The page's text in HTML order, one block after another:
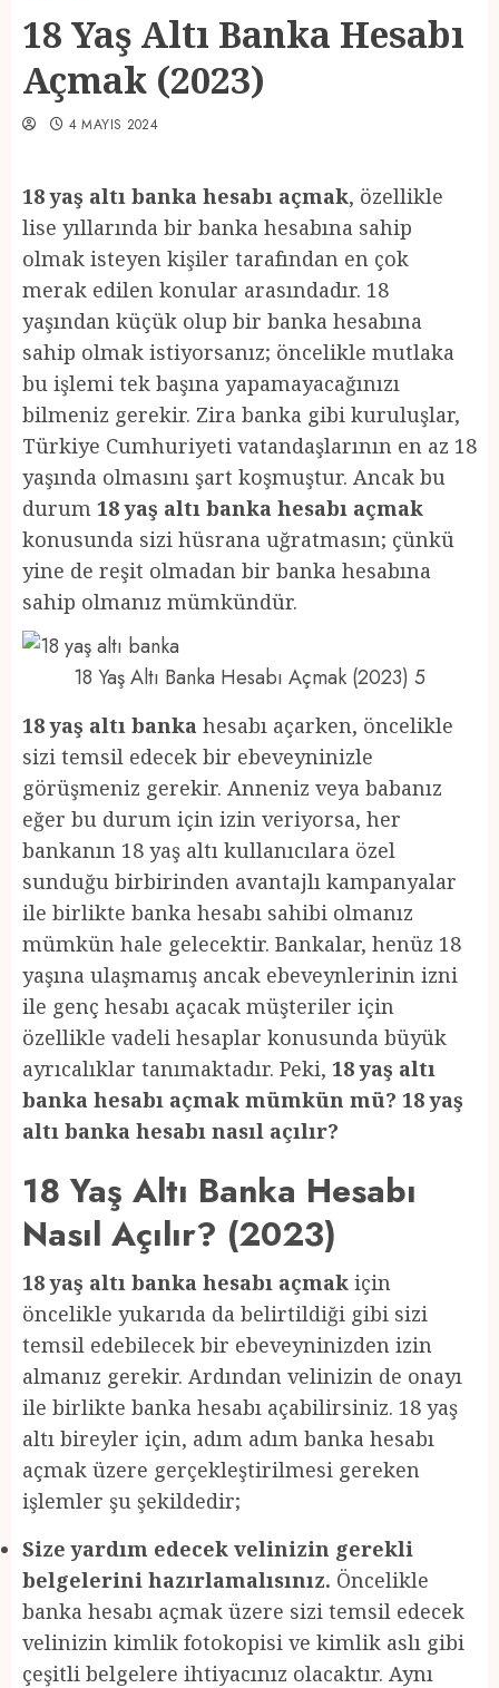
18 Yaş Altı Banka Hesabı
Açmak (2023)
4 MAYIS 2024
18 yaş altı banka hesabı açmak, özellikle
lise yıllarında bir banka hesabına sahip
olmak isteyen kişiler tarafından en çok
merak edilen konular arasındadır. 18
yaşından küçük olup bir banka hesabına
sahip olmak istiyorsanız; öncelikle mutlaka
bu işlemi tek başına yapamayacağınızı
bilmeniz gerekir. Zira banka gibi kuruluşlar,
Türkiye Cumhuriyeti vatandaşlarının en az 18
yaşında olmasını şart koşmuştur. Ancak bu
durum 18 yaş altı banka hesabı açmak
konusunda sizi hüsrana uğratmasın; çünkü
yine de reşit olmadan bir banka hesabına
sahip olmanız mümkündür.
18 Yaş Altı Banka Hesabı Açmak (2023) 5
18 yaş altı banka hesabı açarken, öncelikle
sizi temsil edecek bir ebeveyninizle
görüşmeniz gerekir. Anneniz veya babanız
eğer bu durum için izin veriyorsa, her
bankanın 18 yaş altı kullanıcılara özel
sunduğu birbirinden avantajlı kampanyalar
ile birlikte banka hesabı sahibi olmanız
mümkün hale gelecektir. Bankalar, henüz 18
yaşına ulaşmamış ancak ebeveynlerinin izni
ile genç hesabı açacak müşteriler için
özellikle vadeli hesaplar konusunda büyük
ayrıcalıklar tanımaktadır. Peki, 18 yaş altı
banka hesabı açmak mümkün mü? 18 yaş
altı banka hesabı nasıl açılır?
18 Yaş Altı Banka Hesabı
Nasıl Açılır? (2023)
18 yaş altı banka hesabı açmak için
öncelikle yukarıda da belirtildiği gibi sizi
temsil edebilecek bir ebeveyninizden izin
almanız gerekir. Ardından velinizin de onayı
ile birlikte banka hesabı açabilirsiniz. 18 yaş
altı bireyler için, adım adım banka hesabı
açmak üzere gerçekleştirilmesi gereken
işlemler şu şekildedir;
Size yardım edecek velinizin gerekli
belgelerini hazırlamalısınız. Öncelikle
banka hesabı açmak üzere sizi temsil edecek
velinizin kimlik fotokopisi ve kimlik aslı gibi
çeşitli belgelere ihtiyacınız olacaktır. Aynı